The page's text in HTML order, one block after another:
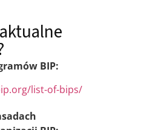
BIP:
list-of-bips/